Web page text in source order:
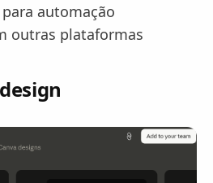
automação
outras plataformas